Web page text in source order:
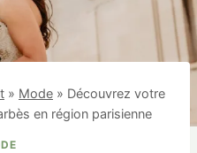
» Mode » Découvrez votre
en région parisienne